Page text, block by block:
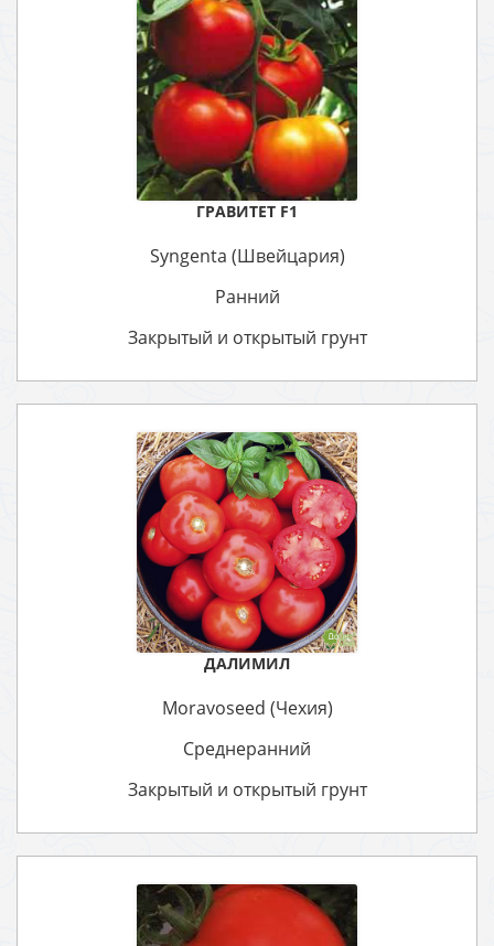
ГРАВИТЕТ F1
Syngenta (Швейцария)
Ранний
Закрытый и открытый грунт
ДАЛИМИЛ
Moravoseed (Чехия)
Среднеранний
Закрытый и открытый грунт